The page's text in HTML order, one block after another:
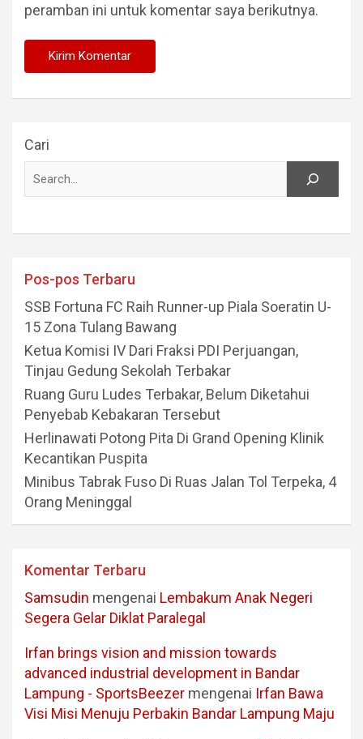
peramban ini untuk komentar saya berikutnya.
Cari
Pos-pos Terbaru
SSB Fortuna FC Raih Runner-up Piala Soeratin U-
15 Zona Tulang Bawang
Ketua Komisi IV Dari Fraksi PDI Perjuangan,
Tinjau Gedung Sekolah Terbakar
Ruang Guru Ludes Terbakar, Belum Diketahui
Penyebab Kebakaran Tersebut
Herlinawati Potong Pita Di Grand Opening Klinik
Kecantikan Puspita
Minibus Tabrak Fuso Di Ruas Jalan Tol Terpeka, 4
Orang Meninggal
Komentar Terbaru
Samsudin mengenai Lembakum Anak Negeri
Segera Gelar Diklat Paralegal
Irfan brings vision and mission towards
advanced industrial development in Bandar
Lampung - SportsBeezer mengenai Irfan Bawa
Visi Misi Menuju Perbakin Bandar Lampung Maju